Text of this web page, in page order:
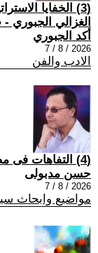
(3) الخفايا
الغزالي
أكد الجبوري
2026 / 8 / 7
الادب والفن
(4) التفاهات فى مصر!؟
حسن مدبولى
2026 / 8 / 7
مواضيع وابحاث